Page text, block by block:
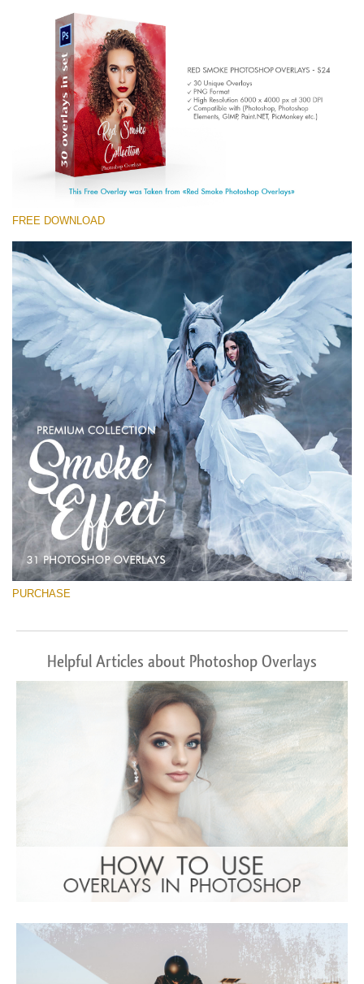
Large 6000*4000px
Entire Collection
(1783 Overlays)
Large 6000*4000px
Darmowe Pobieranie
FREE DOWNLOAD
PURCHASE
Helpful Articles about Photoshop Overlays